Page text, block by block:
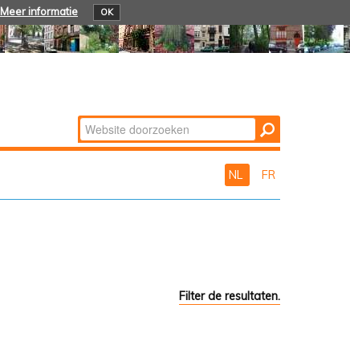
Meer informatie OK
Zoek
Geavanceerd
NL FR
Filter de resultaten.